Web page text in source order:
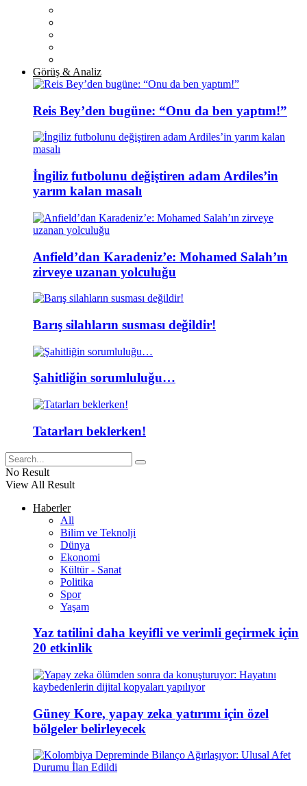
Görüş & Analiz
Reis Bey’den bugüne: “Onu da ben yaptım!”
İngiliz futbolunu değiştiren adam Ardiles’in
yarım kalan masalı
Anfield’dan Karadeniz’e: Mohamed Salah’ın
zirveye uzanan yolculuğu
Barış silahların susması değildir!
Şahitliğin sorumluluğu…
Tatarları beklerken!
No Result
View All Result
Haberler
All
Bilim ve Teknolji
Dünya
Ekonomi
Kültür - Sanat
Politika
Spor
Yaşam
Yaz tatilini daha keyifli ve verimli geçirmek için
20 etkinlik
Güney Kore, yapay zeka yatırımı için özel
bölgeler belirleyecek